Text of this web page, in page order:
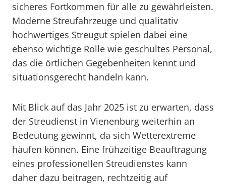
sicheres Fortkommen für alle zu gewährleisten.
Moderne Streufahrzeuge und qualitativ
hochwertiges Streugut spielen dabei eine
ebenso wichtige Rolle wie geschultes Personal,
das die örtlichen Gegebenheiten kennt und
situationsgerecht handeln kann.
Mit Blick auf das Jahr 2025 ist zu erwarten, dass
der Streudienst in Vienenburg weiterhin an
Bedeutung gewinnt, da sich Wetterextreme
häufen können. Eine frühzeitige Beauftragung
eines professionellen Streudienstes kann
daher dazu beitragen, rechtzeitig auf